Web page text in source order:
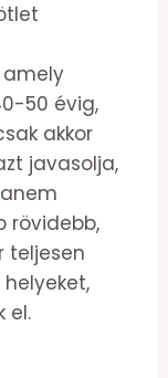
50 évig,
akkor
javasolja,
rövidebb,
teljesen
el.